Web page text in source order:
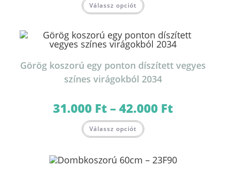
Válassz opciót
Görög koszorú egy ponton díszített vegyes
színes virágokból 2034
31.000 Ft–42.000 Ft31.000 Ft
Válassz opciót a
van.